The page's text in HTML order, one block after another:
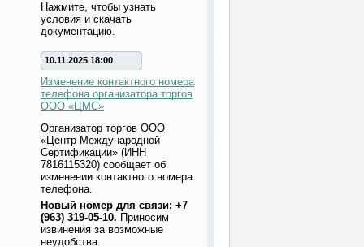
Нажмите, чтобы узнать
условия и скачать
документацию.
10.11.2025 18:00
Изменение контактного номера
телефона организатора торгов
ООО «ЦМС»
Организатор торгов ООО
«Центр Международной
Сертификации» (ИНН
7816115320) сообщает об
изменении контактного номера
телефона.
Новый номер для связи: +7
(963) 319-05-10. Приносим
извинения за возможные
неудобства.